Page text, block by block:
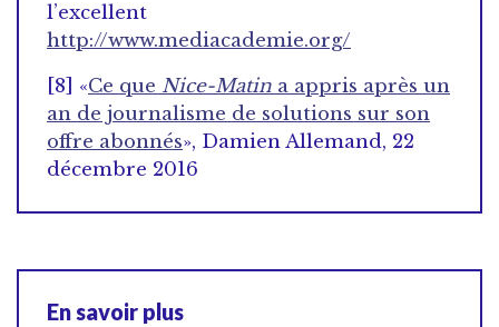
l’excellent
http://www.mediacademie.org/
[8] «Ce que Nice-Matin a appris après un
an de journalisme de solutions sur son
offre abonnés», Damien Allemand, 22
décembre 2016
En savoir plus